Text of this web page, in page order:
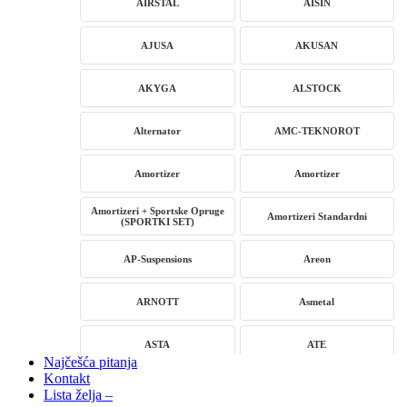
AIRSTAL AISIN
AJUSA AKUSAN
AKYGA ALSTOCK
Alternator AMC-TEKNOROT
Amortizer Amortizer
Amortizeri + Sportske Opruge
(SPORTKI SET)
Amortizeri Standardni
AP-Suspensions Areon
ARNOTT Asmetal
ASTA ATE
Najčešća pitanja
Kontakt
Lista želja –